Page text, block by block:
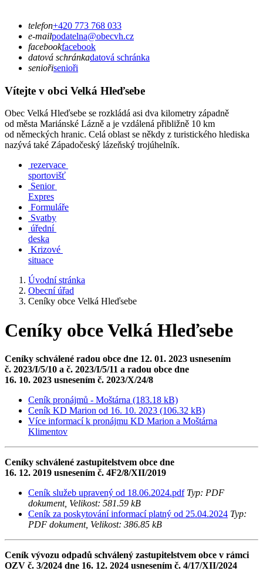
telefon+420 773 768 033
e-mailpodatelna@obecvh.cz
facebookfacebook
datová schránkadatová schránka
seniořisenioři
Vítejte v obci Velká Hleďsebe
Obec Velká Hleďsebe se rozkládá asi dva kilometry západně
od města Mariánské Lázně a je vzdálená přibližně 10 km
od německých hranic. Celá oblast se někdy z turistického hlediska
nazývá také Západočeský lázeňský trojúhelník.
rezervace
sportovišť
Senior
Expres
Formuláře
Svatby
úřední
deska
Krizové
situace
Úvodní stránka
Obecní úřad
Ceníky obce Velká Hleďsebe
Ceníky obce Velká Hleďsebe
Ceníky schválené radou obce dne 12. 01. 2023 usnesením
č. 2023/I/5/10 a č. 2023/I/5/11 a radou obce dne
16. 10. 2023 usnesením č. 2023/X/24/8
Ceník pronájmů - Moštárna (183.18 kB)
Ceník KD Marion od 16. 10. 2023 (106.32 kB)
Více informací k pronájmu KD Marion a Moštárna
Klimentov
Ceníky schválené zastupitelstvem obce dne
16. 12. 2019 usnesením č. 4F2/8/XII/2019
Ceník služeb upravený od 18.06.2024.pdfTyp: PDF
dokument, Velikost: 581.59 kB
Ceník za poskytování informací platný od 25.04.2024 Typ:
PDF dokument, Velikost: 386.85 kB
Ceník vývozu odpadů schválený zastupitelstvem obce v rámci
OZV č. 3/2024 dne 16. 12. 2024 usnesením č. 4/17/XII/2024